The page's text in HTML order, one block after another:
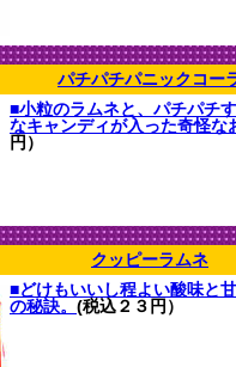
パチパチパニックコー
■小粒のラムネと、パチパチ
なキャンディが入った奇怪な
円）
クッピーラムネ
■どけもいいし程よい酸味と
の秘訣。 (税込２３円）